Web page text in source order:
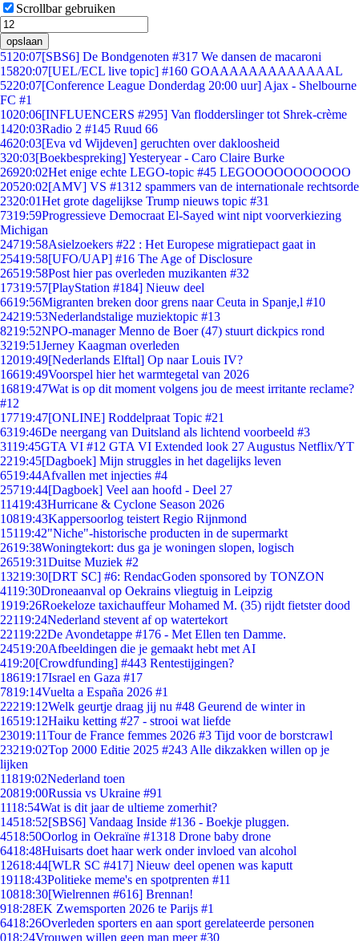
Scrollbar gebruiken
opslaan
51 20:07[SBS6] De Bondgenoten #317 We dansen de macaroni
15820:07[UEL/ECL live topic] #160 GOAAAAAAAAAAAAAL
5220:07[Conference League Donderdag 20:00 uur] Ajax - Shelbourne
FC #1
1020:06[INFLUENCERS #295] Van flodderslinger tot Shrek-crème
1420:03Radio 2 #145 Ruud 66
4620:03[Eva vd Wijdeven] geruchten over dakloosheid
320:03[Boekbespreking] Yesteryear - Caro Claire Burke
26920:02Het enige echte LEGO-topic #45 LEGOOOOOOOOOOO
20520:02[AMV] VS #1312 spammers van de internationale rechtsorde
2320:01Het grote dagelijkse Trump nieuws topic #31
7319:59Progressieve Democraat El-Sayed wint nipt voorverkiezing
Michigan
24719:58Asielzoekers #22 : Het Europese migratiepact gaat in
25419:58[UFO/UAP] #16 The Age of Disclosure
26519:58Post hier pas overleden muzikanten #32
17319:57[PlayStation #184] Nieuw deel
6619:56Migranten breken door grens naar Ceuta in Spanje,l #10
24219:53Nederlandstalige muziektopic #13
8219:52NPO-manager Menno de Boer (47) stuurt dickpics rond
3219:51Jerney Kaagman overleden
12019:49[Nederlands Elftal] Op naar Louis IV?
16619:49Voorspel hier het warmtegetal van 2026
16819:47Wat is op dit moment volgens jou de meest irritante reclame?
#12
17719:47[ONLINE] Roddelpraat Topic #21
6319:46De neergang van Duitsland als lichtend voorbeeld #3
3119:45GTA VI #12 GTA VI Extended look 27 Augustus Netflix/YT
2219:45[Dagboek] Mijn struggles in het dagelijks leven
6519:44Afvallen met injecties #4
25719:44[Dagboek] Veel aan hoofd - Deel 27
11419:43Hurricane & Cyclone Season 2026
10819:43Kappersoorlog teistert Regio Rijnmond
15119:42"Niche"-historische producten in de supermarkt
2619:38Woningtekort: dus ga je woningen slopen, logisch
26519:31Duitse Muziek #2
13219:30[DRT SC] #6: RendacGoden sponsored by TONZON
4119:30Droneaanval op Oekrains vliegtuig in Leipzig
1919:26Roekeloze taxichauffeur Mohamed M. (35) rijdt fietster dood
22119:24Nederland stevent af op watertekort
22119:22De Avondetappe #176 - Met Ellen ten Damme.
24519:20Afbeeldingen die je gemaakt hebt met AI
419:20[Crowdfunding] #443 Rentestijgingen?
18619:17Israel en Gaza #17
7819:14Vuelta a España 2026 #1
22219:12Welk geurtje draag jij nu #48 Geurend de winter in
16519:12Haiku ketting #27 - strooi wat liefde
23019:11Tour de France femmes 2026 #3 Tijd voor de borstcrawl
23219:02Top 2000 Editie 2025 #243 Alle dikzakken willen op je
lijken
11819:02Nederland toen
20819:00Russia vs Ukraine #91
1118:54Wat is dit jaar de ultieme zomerhit?
14518:52[SBS6] Vandaag Inside #136 - Boekje pluggen.
4518:50Oorlog in Oekraïne #1318 Drone baby drone
6418:48Huisarts doet haar werk onder invloed van alcohol
12618:44[WLR SC #417] Nieuw deel openen was kaputt
19118:43Politieke meme's en spotprenten #11
10818:30[Wielrennen #616] Brennan!
918:28EK Zwemsporten 2026 te Parijs #1
6418:26Overleden sporters en aan sport gerelateerde personen
018:24Vrouwen willen geen man meer #30